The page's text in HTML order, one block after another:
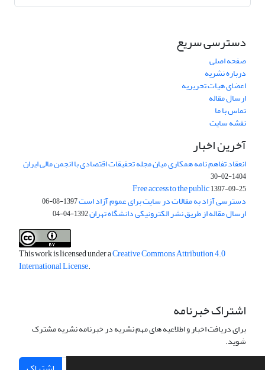
دسترسی سریع
صفحه اصلی
درباره نشریه
اعضای هیات تحریریه
ارسال مقاله
تماس با ما
نقشه سایت
آخرین اخبار
انعقاد تفاهم نامه همکاری میان مجله تحقیقات اقتصادی با انجمن مالی ایران
1404-02-30
Free access to the public1397-09-25
دسترسی آزاد به مقالات در سایت برای عموم آزاد است1397-08-06
ارسال مقاله از طریق نشر الکترونیکی دانشگاه تهران1392-04-04
This work is licensed under aCreative Commons Attribution 4.0
International License.
اشتراک خبرنامه
برای دریافت اخبار و اطلاعیه های مهم نشریه در خبرنامه نشریه مشترک
شوید.